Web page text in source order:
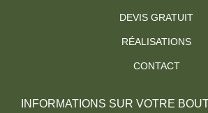
DEVIS GRATUIT
RÉALISATIONS
CONTACT
INFORMATIONS SUR VOTRE